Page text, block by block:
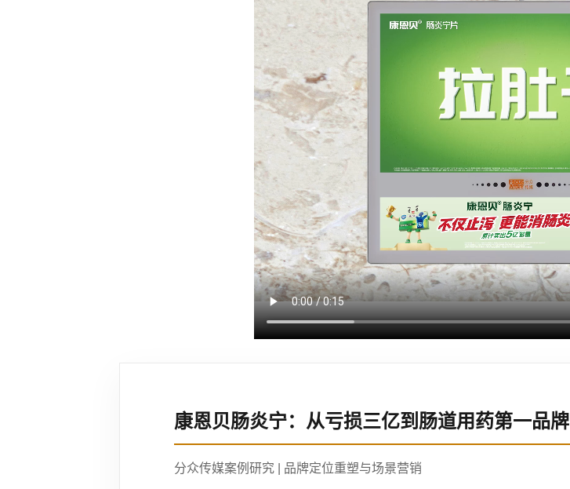
康恩贝肠炎宁：从亏损三亿到肠道用药第一品牌
分众传媒案例研究 | 品牌定位重塑与场景营销